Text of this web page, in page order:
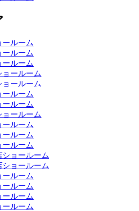
ルーム
ルーム
ルーム
ールーム
ールーム
ルーム
ルーム
ールーム
ルーム
ルーム
ルーム
ョールーム
ョールーム
ルーム
ルーム
ールーム
ールーム